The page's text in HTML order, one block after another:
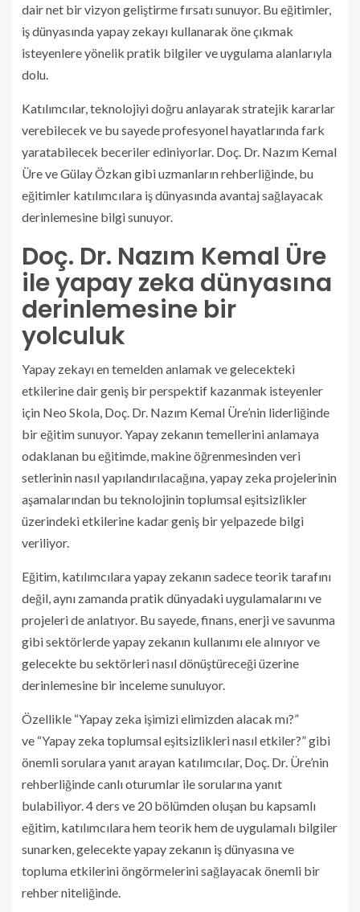
dair net bir vizyon geliştirme fırsatı sunuyor. Bu eğitimler,
iş dünyasında yapay zekayı kullanarak öne çıkmak
isteyenlere yönelik pratik bilgiler ve uygulama alanlarıyla
dolu.
Katılımcılar, teknolojiyi doğru anlayarak stratejik kararlar
verebilecek ve bu sayede profesyonel hayatlarında fark
yaratabilecek beceriler ediniyorlar. Doç. Dr. Nazım Kemal
Üre ve Gülay Özkan gibi uzmanların rehberliğinde, bu
eğitimler katılımcılara iş dünyasında avantaj sağlayacak
derinlemesine bilgi sunuyor.
Doç. Dr. Nazım Kemal Üre
ile yapay zeka dünyasına
derinlemesine bir
yolculuk
Yapay zekayı en temelden anlamak ve gelecekteki
etkilerine dair geniş bir perspektif kazanmak isteyenler
için Neo Skola, Doç. Dr. Nazım Kemal Üre’nin liderliğinde
bir eğitim sunuyor. Yapay zekanın temellerini anlamaya
odaklanan bu eğitimde, makine öğrenmesinden veri
setlerinin nasıl yapılandırılacağına, yapay zeka projelerinin
aşamalarından bu teknolojinin toplumsal eşitsizlikler
üzerindeki etkilerine kadar geniş bir yelpazede bilgi
veriliyor.
Eğitim, katılımcılara yapay zekanın sadece teorik tarafını
değil, aynı zamanda pratik dünyadaki uygulamalarını ve
projeleri de anlatıyor. Bu sayede, finans, enerji ve savunma
gibi sektörlerde yapay zekanın kullanımı ele alınıyor ve
gelecekte bu sektörleri nasıl dönüştüreceği üzerine
derinlemesine bir inceleme sunuluyor.
Özellikle “Yapay zeka işimizi elimizden alacak mı?”
ve “Yapay zeka toplumsal eşitsizlikleri nasıl etkiler?” gibi
önemli sorulara yanıt arayan katılımcılar, Doç. Dr. Üre’nin
rehberliğinde canlı oturumlar ile sorularına yanıt
bulabiliyor. 4 ders ve 20 bölümden oluşan bu kapsamlı
eğitim, katılımcılara hem teorik hem de uygulamalı bilgiler
sunarken, gelecekte yapay zekanın iş dünyasına ve
topluma etkilerini öngörmelerini sağlayacak önemli bir
rehber niteliğinde.